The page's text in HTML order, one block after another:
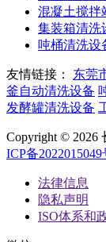
混凝土搅拌
集装箱清洗
吨桶清洗设
友情链接： 东莞
釜自动清洗设备
发酵罐清洗设备
Copyright © 2026
ICP备2022015049
法律信息
隐私声明
ISO体系和